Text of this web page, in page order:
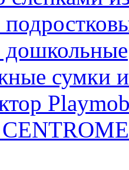
дошкольные
сумки